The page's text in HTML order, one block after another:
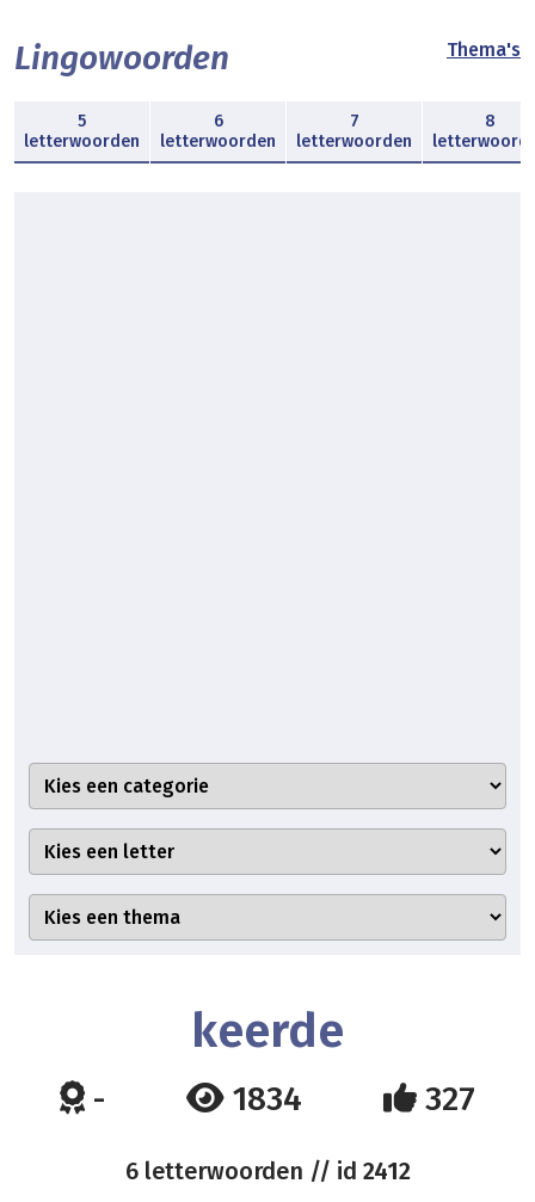
Lingowoorden Thema's
5
letterwoorden
6
letterwoorden
7
letterwoorden
8
keerde
- 1834 327
6 letterwoorden // id 2412